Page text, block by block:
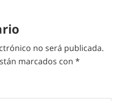
no será publicada.
marcados con *